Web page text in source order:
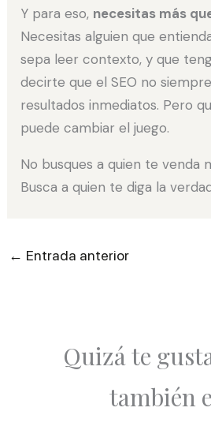
Y para eso, necesitas más
Necesitas alguien que
sepa leer contexto, y que
decirte que el SEO no
resultados inmediatos. Pero
puede cambiar el juego.
No busques a quien te venda
Busca a quien te diga la
← Entrada anterior
Quizá te
también